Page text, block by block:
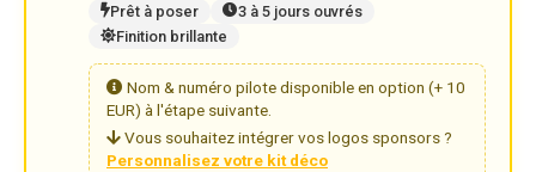
Prêt à poser
3 à 5 jours ouvrés
Finition brillante
Nom & numéro pilote disponible en option (+ 10
EUR) à l'étape suivante.
Vous souhaitez intégrer vos logos sponsors ?
Personnalisez votre kit déco